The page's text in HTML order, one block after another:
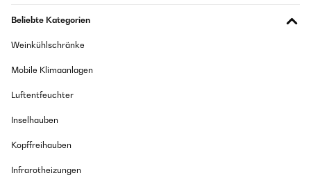
Beliebte Kategorien
Weinkühlschränke
Mobile Klimaanlagen
Luftentfeuchter
Inselhauben
Kopffreihauben
Infrarotheizungen